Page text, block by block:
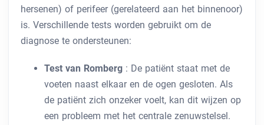
hersenen) of perifeer (gerelateerd aan het binnenoor)
is. Verschillende tests worden gebruikt om de
diagnose te ondersteunen:
Test van Romberg : De patiënt staat met de
voeten naast elkaar en de ogen gesloten. Als
de patiënt zich onzeker voelt, kan dit wijzen op
een probleem met het centrale zenuwstelsel.